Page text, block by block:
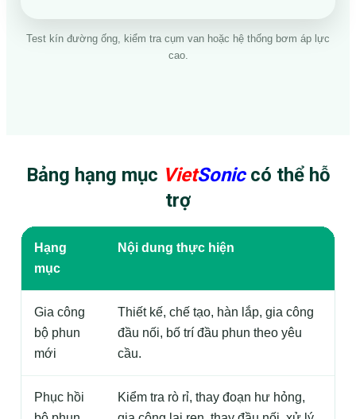
Test kín đường ống, kiểm tra cụm van hoặc hệ thống bơm áp lực
cao.
Bảng hạng mục VietSoniccó thể hỗ
trợ
Hạng
mục
Nội dung thực hiện
Gia công
bộ phun
mới
Thiết kế, chế tạo, hàn lắp, gia công
đầu nối, bố trí đầu phun theo yêu
cầu.
Phục hồi
Kiểm tra rò rỉ, thay đoạn hư hỏng,